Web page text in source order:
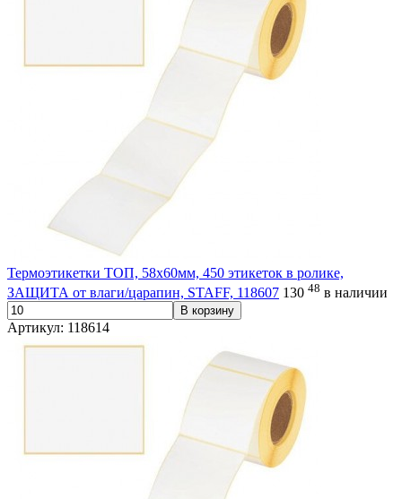
Термоэтикетки ТОП, 58х60мм, 450 этикеток в ролике,
ЗАЩИТА от влаги/царапин, STAFF, 118607 130 48 в наличии
В корзину
Артикул: 118614